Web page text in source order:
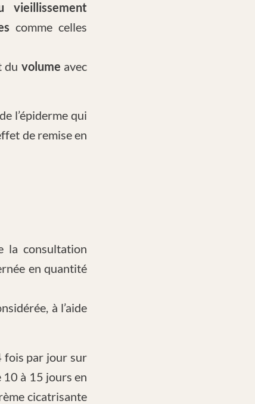
vieillissement
comme celles
du volume avec
l’épiderme qui
de remise en
la consultation
en quantité
à l’aide
fois par jour sur
10 à 15 jours en
cicatrisante